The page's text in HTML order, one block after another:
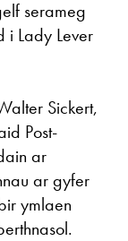
serameg
Lady Lever
Sickert,
Post-
ar
ar gyfer
ymlaen